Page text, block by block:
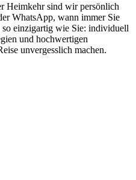
Heimkehr sind wir persönlich
WhatsApp, wann immer Sie
so einzigartig wie Sie: individuell
und hochwertigen
unvergesslich machen.